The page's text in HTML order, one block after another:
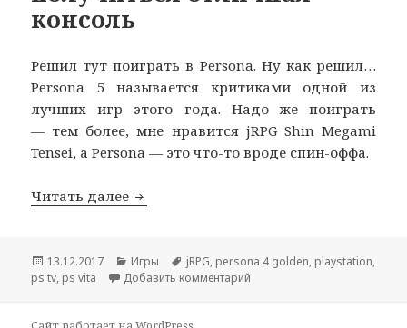
консоль
Решил тут поиграть в Persona. Ну как решил…
Persona 5 называется критиками одной из
лучших игр этого года. Надо же поиграть
— тем более, мне нравится jRPG Shin Megami
Tensei, а Persona — это что-то вроде спин-оффа.
Читать далее Из PS TV могла бы получиться
Опубликовано
13.12.2017 Рубрики
Игры Метки
jRPG, persona 4 golden, playstation,
ps tv, ps vita Добавить комментарий